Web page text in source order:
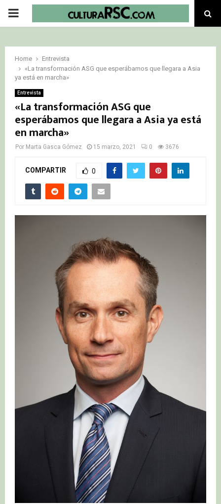
PRIMARY
Home
Entrevista
«La transformación ASG que esperábamos que llegara a Asia
ya está en marcha»
Entrevista
«La transformación ASG que
esperábamos que llegara a Asia ya está
en marcha»
Por Marta Gasca Gómez 15 marzo, 2021 0 3676
COMPARTIR 0